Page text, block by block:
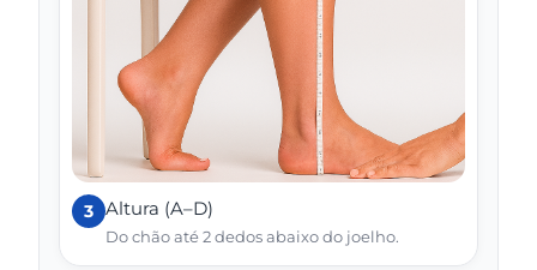
3 Altura (A–D)
Do chão até 2 dedos abaixo do joelho.